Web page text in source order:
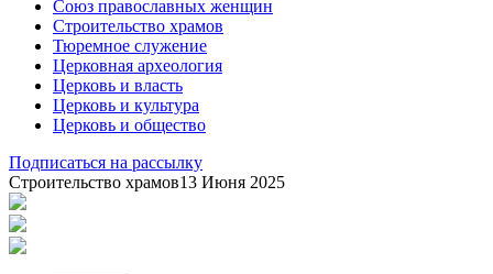
Союз православных женщин
Строительство храмов
Тюремное служение
Церковная археология
Церковь и власть
Церковь и культура
Церковь и общество
Подписаться на рассылку
Строительство храмов13 Июня 2025